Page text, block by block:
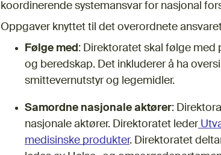
koordinerende systemansvar for nasjonal
Oppgaver knyttet til det overordnete
Følge med : Direktoratet skal følge med
og beredskap. Det inkluderer å ha
smittevernutstyr og legemidler.
Samordne nasjonale aktører:
nasjonale aktører. Direktoratet leder
medisinske produkter. Direktoratet